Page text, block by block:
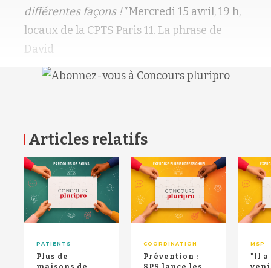
différentes façons !"Mercredi 15 avril, 19 h,
locaux de la CPTS Paris 11. La phrase de
David
Articles relatifs
PATIENTS
Plus de
COORDINATION
Prévention :
MSP
"Il a
RETOUR HAUT DE PAGE